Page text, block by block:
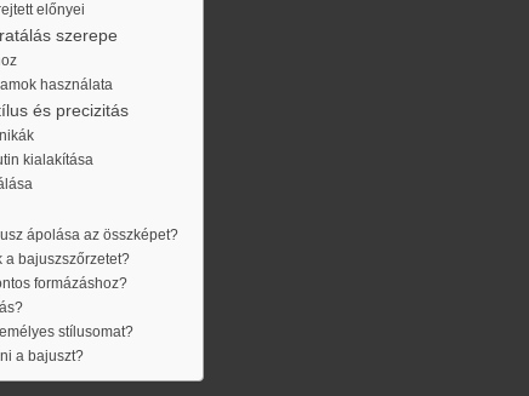
előnyei
szerepe
használata
és precizitás
kialakítása
ápolása az összképet?
a bajuszszőrzetet?
formázáshoz?
stílusomat?
a bajuszt?